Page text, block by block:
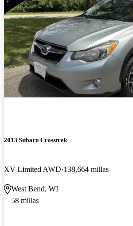
2013 Subaru Crosstrek
XV Limited AWD 138,664 millas
West Bend, WI
58 millas